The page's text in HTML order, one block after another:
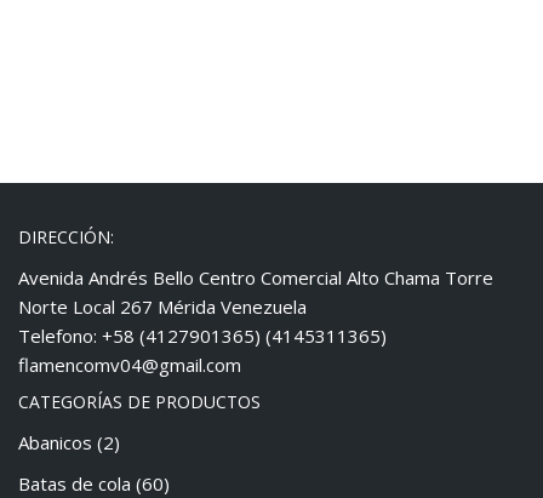
DIRECCIÓN:
Avenida Andrés Bello Centro Comercial Alto Chama Torre
Norte Local 267 Mérida Venezuela
Telefono: +58 (4127901365) (4145311365)
flamencomv04@gmail.com
CATEGORÍAS DE PRODUCTOS
Abanicos (2)
Batas de cola (60)